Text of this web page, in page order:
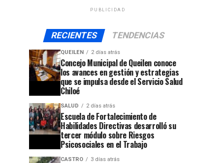
PUBLICIDAD
RECIENTES TENDENCIAS
QUEILEN 2 días atrás
Concejo Municipal de Queilen conoce
los avances en gestión y estrategias
que se impulsa desde el Servicio Salud
Chiloé
SALUD 2 días atrás
Escuela de Fortalecimiento de
Habilidades Directivas desarrolló su
tercer módulo sobre Riesgos
Psicosociales en el Trabajo
CASTRO 3 días atrás